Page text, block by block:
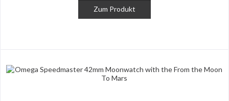
Zum Produkt